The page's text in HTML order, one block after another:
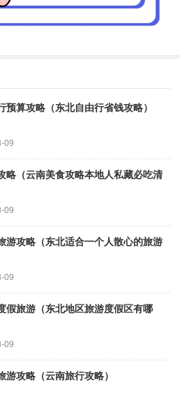
预算攻略（东北自由行省钱攻略）
09
略（云南美食攻略本地人私藏必吃清
09
游攻略（东北适合一个人散心的旅游
09
假旅游（东北地区旅游度假区有哪
09
游攻略（云南旅行攻略）